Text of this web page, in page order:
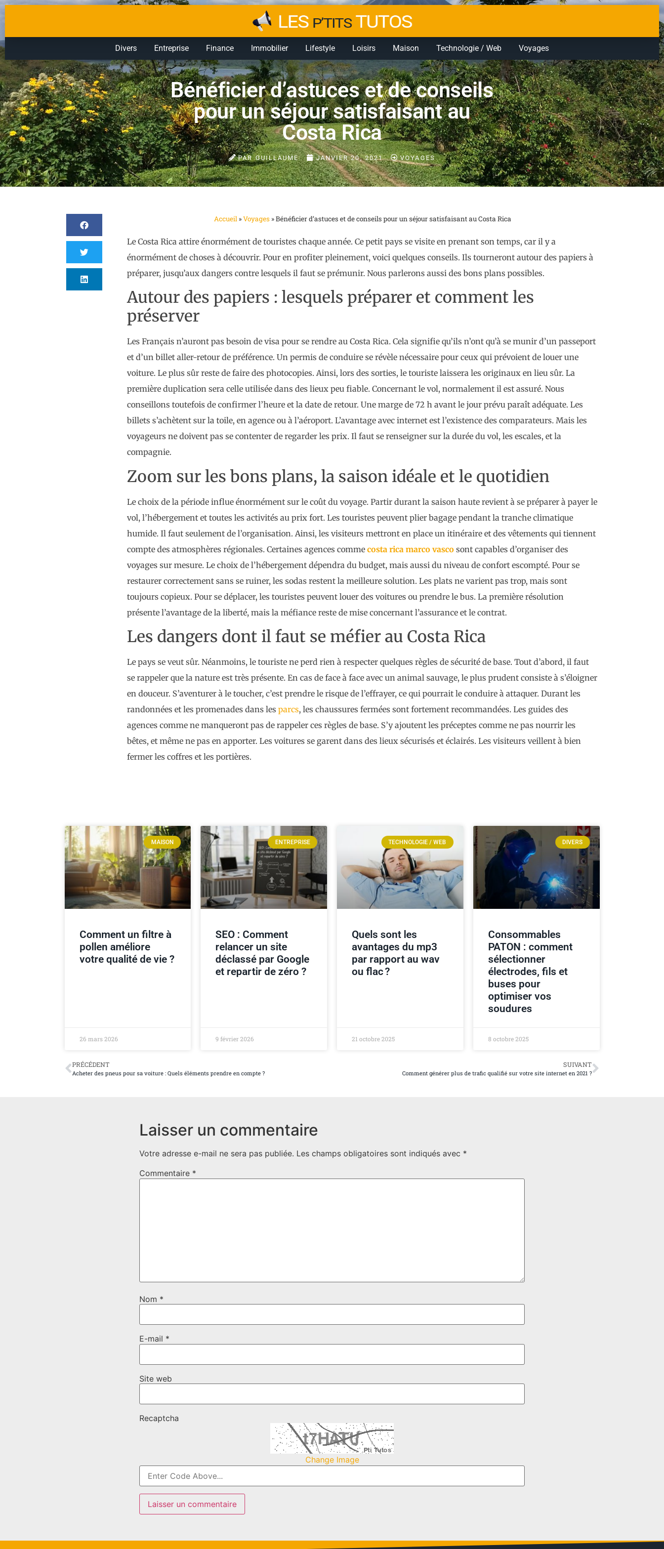
Divers Entreprise Finance Immobilier Lifestyle Loisirs Maison Technologie / Web Voyages
Bénéficier d’astuces et de conseils
pour un séjour satisfaisant au
Costa Rica
PARGUILLAUME JANVIER 20, 2021 VOYAGES
Accueil»Voyages »Bénéficier d’astuces et de conseils pour un séjour satisfaisant au Costa Rica
Le Costa Rica attire énormément de touristes chaque année. Ce petit pays se visite en prenant son temps, car il y a
énormément de choses à découvrir. Pour en profiter pleinement, voici quelques conseils. Ils tourneront autour des papiers à
préparer, jusqu’aux dangers contre lesquels il faut se prémunir. Nous parlerons aussi des bons plans possibles.
Autour des papiers : lesquels préparer et comment les
préserver
Les Français n’auront pas besoin de visa pour se rendre au Costa Rica. Cela signifie qu’ils n’ont qu’à se munir d’un passeport
et d’un billet aller-retour de préférence. Un permis de conduire se révèle nécessaire pour ceux qui prévoient de louer une
voiture. Le plus sûr reste de faire des photocopies. Ainsi, lors des sorties, le touriste laissera les originaux en lieu sûr. La
première duplication sera celle utilisée dans des lieux peu fiable. Concernant le vol, normalement il est assuré. Nous
conseillons toutefois de confirmer l’heure et la date de retour. Une marge de 72 h avant le jour prévu paraît adéquate. Les
billets s’achètent sur la toile, en agence ou à l’aéroport. L’avantage avec internet est l’existence des comparateurs. Mais les
voyageurs ne doivent pas se contenter de regarder les prix. Il faut se renseigner sur la durée du vol, les escales, et la
compagnie.
Zoom sur les bons plans, la saison idéale et le quotidien
Le choix de la période influe énormément sur le coût du voyage. Partir durant la saison haute revient à se préparer à payer le
vol, l’hébergement et toutes les activités au prix fort. Les touristes peuvent plier bagage pendant la tranche climatique
humide. Il faut seulement de l’organisation. Ainsi, les visiteurs mettront en place un itinéraire et des vêtements qui tiennent
compte des atmosphères régionales. Certaines agences comme costa rica marco vasco sont capables d’organiser des
voyages sur mesure. Le choix de l’hébergement dépendra du budget, mais aussi du niveau de confort escompté. Pour se
restaurer correctement sans se ruiner, les sodas restent la meilleure solution. Les plats ne varient pas trop, mais sont
toujours copieux. Pour se déplacer, les touristes peuvent louer des voitures ou prendre le bus. La première résolution
présente l’avantage de la liberté, mais la méfiance reste de mise concernant l’assurance et le contrat.
Les dangers dont il faut se méfier au Costa Rica
Le pays se veut sûr. Néanmoins, le touriste ne perd rien à respecter quelques règles de sécurité de base. Tout d’abord, il faut
se rappeler que la nature est très présente. En cas de face à face avec un animal sauvage, le plus prudent consiste à s’éloigner
en douceur. S’aventurer à le toucher, c’est prendre le risque de l’effrayer, ce qui pourrait le conduire à attaquer. Durant les
randonnées et les promenades dans les parcs, les chaussures fermées sont fortement recommandées. Les guides des
agences comme ne manqueront pas de rappeler ces règles de base. S’y ajoutent les préceptes comme ne pas nourrir les
bêtes, et même ne pas en apporter. Les voitures se garent dans des lieux sécurisés et éclairés. Les visiteurs veillent à bien
fermer les coffres et les portières.
MAISON
Comment un filtre à
pollen améliore
votre qualité de vie ?
26 mars 2026
ENTREPRISE
SEO : Comment
relancer un site
déclassé par Google
et repartir de zéro ?
9 février 2026
TECHNOLOGIE / WEB
Quels sont les
avantages du mp3
par rapport au wav
ou flac ?
21 octobre 2025
DIVERS
Consommables
PATON : comment
sélectionner
électrodes, fils et
buses pour
optimiser vos
soudures
8 octobre 2025
PRÉCÉDENT
Acheter des pneus pour sa voiture : Quels éléments prendre en compte ?
SUIVANT
Comment générer plus de trafic qualifié sur votre site internet en 2021 ?
Laisser un commentaire
Votre adresse e-mail ne sera pas publiée. Les champs obligatoires sont indiqués avec *
Commentaire *
Nom *
E-mail *
Site web
Recaptcha
Change Image